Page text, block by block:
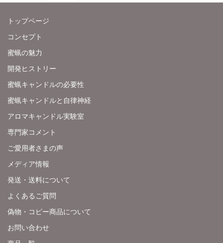
トップページ
コンセプト
蜜蝋の魅力
開発ヒストリー
蜜蝋キャンドルの必要性
蜜蝋キャンドルと自律神経
アロマキャンドル実験室
専門家コメント
ご愛用者さまの声
メディア情報
発送・送料について
よくあるご質問
偽物・コピー商品について
お問い合わせ